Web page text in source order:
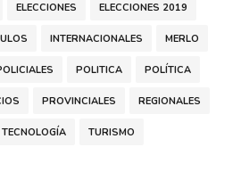
ELECCIONES ELECCIONES 2019
INTERNACIONALES MERLO
POLITICA POLÍTICA
PROVINCIALES REGIONALES
TECNOLOGÍA TURISMO